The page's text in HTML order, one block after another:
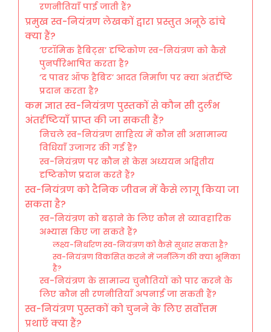
रणनीतियाँ पाई जाती हैं?
प्रमुख स्व-नियंत्रण लेखकों द्वारा प्रस्तुत अनूठे ढांचे
क्या हैं?
‘एटॉमिक हैबिट्स’ दृष्टिकोण स्व-नियंत्रण को कैसे
पुनर्परिभाषित करता है?
‘द पावर ऑफ हैबिट’ आदत निर्माण पर क्या अंतर्दृष्टि
प्रदान करता है?
कम ज्ञात स्व-नियंत्रण पुस्तकों से कौन सी दुर्लभ
अंतर्दृष्टियाँ प्राप्त की जा सकती हैं?
निचले स्व-नियंत्रण साहित्य में कौन सी असामान्य
विधियाँ उजागर की गई हैं?
स्व-नियंत्रण पर कौन से केस अध्ययन अद्वितीय
दृष्टिकोण प्रदान करते हैं?
स्व-नियंत्रण को दैनिक जीवन में कैसे लागू किया जा
सकता है?
स्व-नियंत्रण को बढ़ाने के लिए कौन से व्यावहारिक
अभ्यास किए जा सकते हैं?
लक्ष्य-निर्धारण स्व-नियंत्रण को कैसे सुधार सकता है?
स्व-नियंत्रण विकसित करने में जर्नलिंग की क्या भूमिका
है?
स्व-नियंत्रण के सामान्य चुनौतियों को पार करने के
लिए कौन सी रणनीतियाँ अपनाई जा सकती हैं?
स्व-नियंत्रण पुस्तकों को चुनने के लिए सर्वोत्तम
प्रथाएँ क्या हैं?